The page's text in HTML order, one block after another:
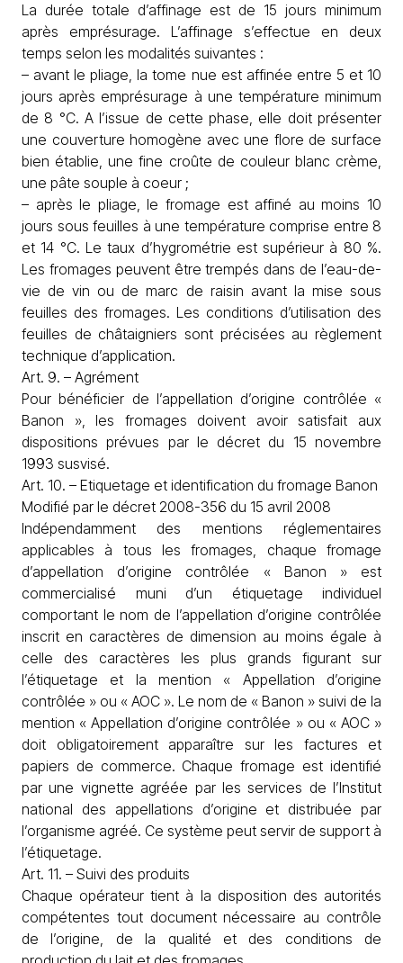
La durée totale d’affinage est de 15 jours minimum
après emprésurage. L’affinage s’effectue en deux
temps selon les modalités suivantes :
– avant le pliage, la tome nue est affinée entre 5 et 10
jours après emprésurage à une température minimum
de 8 °C. A l’issue de cette phase, elle doit présenter
une couverture homogène avec une flore de surface
bien établie, une fine croûte de couleur blanc crème,
une pâte souple à coeur ;
– après le pliage, le fromage est affiné au moins 10
jours sous feuilles à une température comprise entre 8
et 14 °C. Le taux d’hygrométrie est supérieur à 80 %.
Les fromages peuvent être trempés dans de l’eau-de-
vie de vin ou de marc de raisin avant la mise sous
feuilles des fromages. Les conditions d’utilisation des
feuilles de châtaigniers sont précisées au règlement
technique d’application.
Art. 9. – Agrément
Pour bénéficier de l’appellation d’origine contrôlée «
Banon », les fromages doivent avoir satisfait aux
dispositions prévues par le décret du 15 novembre
1993 susvisé.
Art. 10. – Etiquetage et identification du fromage Banon
Modifié par le décret 2008-356 du 15 avril 2008
Indépendamment des mentions réglementaires
applicables à tous les fromages, chaque fromage
d’appellation d’origine contrôlée « Banon » est
commercialisé muni d’un étiquetage individuel
comportant le nom de l’appellation d’origine contrôlée
inscrit en caractères de dimension au moins égale à
celle des caractères les plus grands figurant sur
l’étiquetage et la mention « Appellation d’origine
contrôlée » ou « AOC ». Le nom de « Banon » suivi de la
mention « Appellation d’origine contrôlée » ou « AOC »
doit obligatoirement apparaître sur les factures et
papiers de commerce. Chaque fromage est identifié
par une vignette agréée par les services de l’Institut
national des appellations d’origine et distribuée par
l’organisme agréé. Ce système peut servir de support à
l’étiquetage.
Art. 11. – Suivi des produits
Chaque opérateur tient à la disposition des autorités
compétentes tout document nécessaire au contrôle
de l’origine, de la qualité et des conditions de